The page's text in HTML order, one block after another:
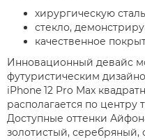
хирургическую
стекло,
качественное
Инновационный девайс
футуристическим
iPhone 12 Pro Max
располагается по центру
Доступные оттенки
золотистый,